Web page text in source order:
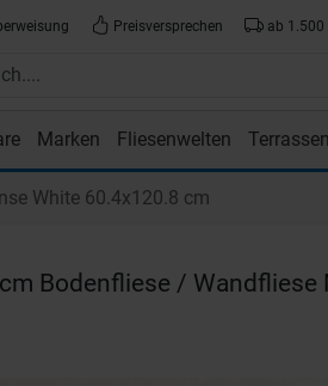
Preisversprechen ab 1.500
Marken Fliesenwelten
White 60.4x120.8 cm
Bodenfliese /